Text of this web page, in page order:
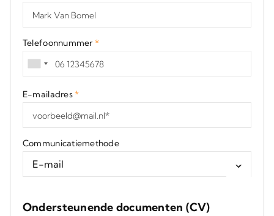
Telefoonnummer*
E-mailadres*
Communicatiemethode
Ondersteunende documenten (CV)